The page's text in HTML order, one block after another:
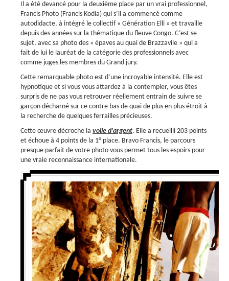
Il a été devancé pour la deuxième place par un vrai professionnel,
Francis Photo (Francis Kodia) qui s’il a commencé comme
autodidacte, à intégré le collectif « Génération Elli » et travaille
depuis des années sur la thématique du fleuve Congo. C’est se
sujet, avec sa photo des « épaves au quai de Brazzavile » qui a
fait de lui le lauréat de la catégorie des professionnels avec
comme juges les membres du Grand jury.
Cette remarquable photo est d’une incroyable intensité. Elle est
hypnotique et si vous vous attardez à la contempler, vous êtes
surpris de ne pas vous retrouver réellement entrain de suivre se
garçon décharné sur ce contre bas de quai de plus en plus étroit à
la recherche de quelques ferrailles précieuses.
Cette œuvre décroche la voile d'argent. Elle a recueilli 203 points
et échoue à 4 points de la 1° place. Bravo Francis, le parcours
presque parfait de votre photo vous permet tous les espoirs pour
une vraie reconnaissance internationale.